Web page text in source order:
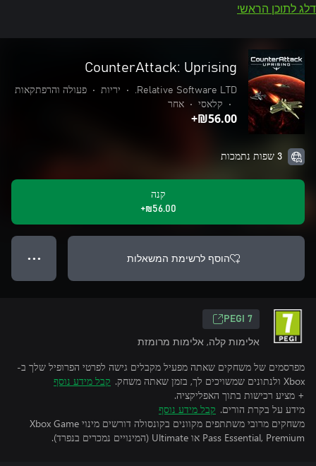
דלג לתוכן הראשי
CounterAttack: Uprising
Relative Software LTD.
• יריות •
פעולה והרפתקאות
•
קלאסי • אחר
‪₪‎56.00‬+
3 שפות נתמכות
קנה
‪₪‎56.00‬+
הוסף לרשימת המשאלות ● ● ●
PEGI 7
אלימות קלה, אלימות מרומזת
מפרסמים של משחקים שאתה מפעיל מקבלים גישה לפרטי הפרופיל שלך ב-
Xbox ולנתונים שמשויכים לך, בזמן שאתה משחק.
קבל מידע נוסף
+ מציע רכישות בתוך האפליקציה.
מידע על בקרת הורים. קבל מידע נוסף
משחקים מרובי משתתפים מקוונים בקונסולה דורשים מינוי Xbox Game
Pass Essential, Premium או Ultimate (המינויים נמכרים בנפרד).